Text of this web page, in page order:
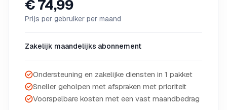
€ 74,99
Prijs per gebruiker per maand
Zakelijk maandelijks abonnement
Ondersteuning en zakelijke diensten in 1 pakket
Sneller geholpen met afspraken met prioriteit
Voorspelbare kosten met een vast maandbedrag